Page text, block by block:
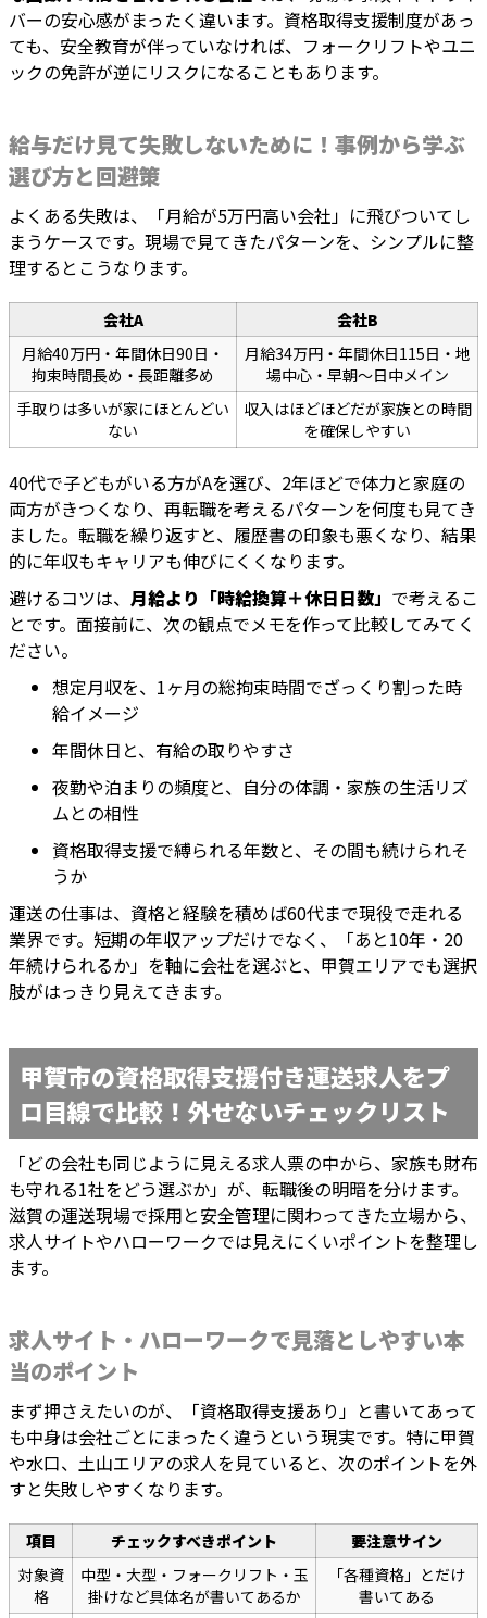
バーの安心感がまったく違います。資格取得支援制度があっ
ても、安全教育が伴っていなければ、フォークリフトやユニ
ックの免許が逆にリスクになることもあります。
給与だけ見て失敗しないために！事例から学ぶ
選び方と回避策
よくある失敗は、「月給が5万円高い会社」に飛びついてし
まうケースです。現場で見てきたパターンを、シンプルに整
理するとこうなります。
会社A
会社B
月給40万円・年間休日90日・
拘束時間長め・長距離多め
月給34万円・年間休日115日・地
場中心・早朝〜日中メイン
手取りは多いが家にほとんどい
ない
収入はほどほどだが家族との時間
を確保しやすい
40代で子どもがいる方がAを選び、2年ほどで体力と家庭の
両方がきつくなり、再転職を考えるパターンを何度も見てき
ました。転職を繰り返すと、履歴書の印象も悪くなり、結果
的に年収もキャリアも伸びにくくなります。
避けるコツは、 月給より「時給換算＋休日日数」 で考えるこ
とです。面接前に、次の観点でメモを作って比較してみてく
ださい。
想定月収を、1ヶ月の総拘束時間でざっくり割った時
給イメージ
年間休日と、有給の取りやすさ
夜勤や泊まりの頻度と、自分の体調・家族の生活リズ
ムとの相性
資格取得支援で縛られる年数と、その間も続けられそ
うか
運送の仕事は、資格と経験を積めば60代まで現役で走れる
業界です。短期の年収アップだけでなく、「あと10年・20
年続けられるか」を軸に会社を選ぶと、甲賀エリアでも選択
肢がはっきり見えてきます。
甲賀市の資格取得支援付き運送求人をプ
ロ目線で比較！外せないチェックリスト
「どの会社も同じように見える求人票の中から、家族も財布
も守れる1社をどう選ぶか」が、転職後の明暗を分けます。
滋賀の運送現場で採用と安全管理に関わってきた立場から、
求人サイトやハローワークでは見えにくいポイントを整理し
ます。
求人サイト・ハローワークで見落としやすい本
当のポイント
まず押さえたいのが、「資格取得支援あり」と書いてあって
も中身は会社ごとにまったく違うという現実です。特に甲賀
や水口、土山エリアの求人を見ていると、次のポイントを外
すと失敗しやすくなります。
項目 チェックすべきポイント
要注意サイン
対象資
格
中型・大型・フォークリフト・玉
掛けなど具体名が書いてあるか
「各種資格」とだけ
書いてある